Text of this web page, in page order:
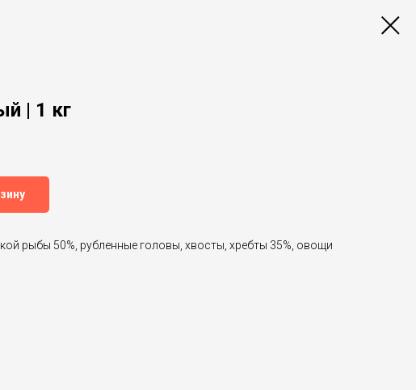
| 1 кг
рыбы 50%, рубленные головы, хвосты, хребты 35%, овощи